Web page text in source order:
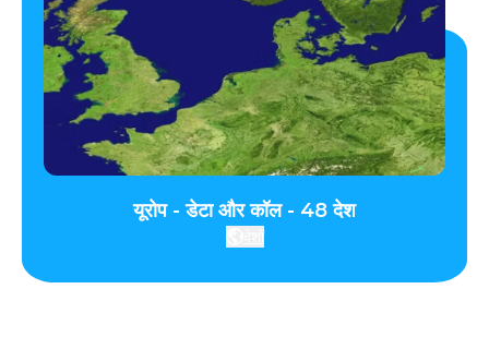
यूरोप - डेटा और कॉल - 48 देश